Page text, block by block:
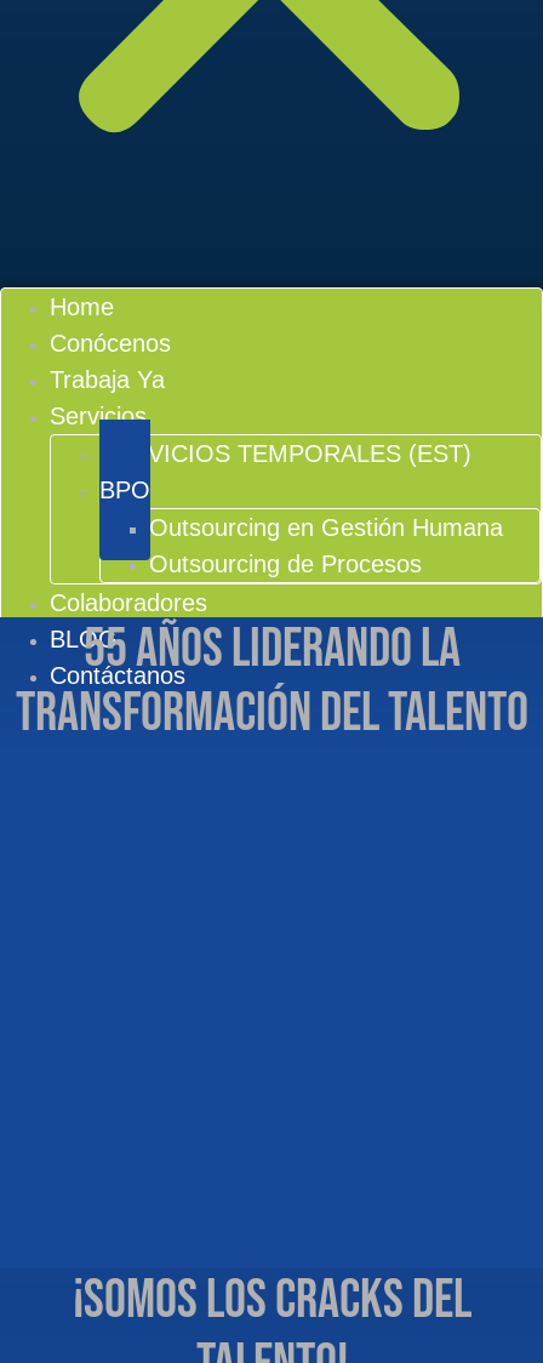
Home
Conócenos
Trabaja Ya
Servicios
SERVICIOS TEMPORALES (EST)
BPO
Outsourcing en Gestión Humana
Outsourcing de Procesos
Colaboradores
BLOG
Contáctanos
55 años liderando la
transformación del talento
¡SOMOS LOS CRACKS DEL